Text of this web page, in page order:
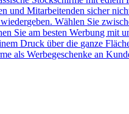
und Mitarbeitenden sicher
Wählen Sie
Sie am besten Werbung mit
Druck über die ganze
als Werbegeschenke an